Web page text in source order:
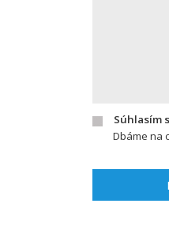
Súhlasím
Dbáme na